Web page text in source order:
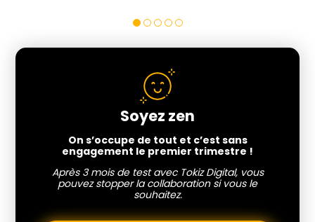
Soyez zen
On s’occupe de tout et c’est sans
engagement le premier trimestre !
Après 3 mois de test avec Tokiz Digital, vous
pouvez stopper la collaboration si vous le
souhaitez.